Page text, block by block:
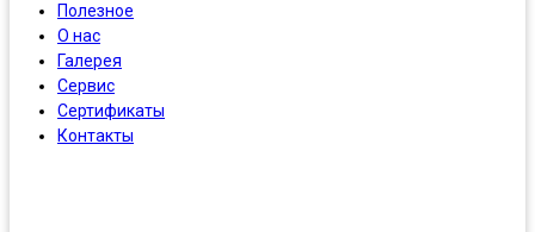
Полезное
О нас
Галерея
Сервис
Сертификаты
Контакты